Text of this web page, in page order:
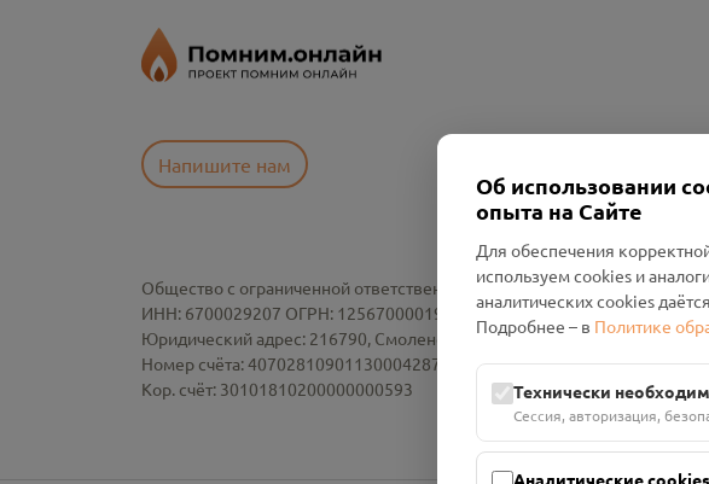
Напишите нам
Общество с ограниченной ответственностью «Смоленский Проект
ИНН: 6700029207 ОГРН: 1256700001986
Юридический адрес: 216790, Смоленская область, р-н Руднянский, г.
Номер счёта: 40702810901130004287 в АО "АЛЬФА-БАНК"
Кор. счёт: 30101810200000000593
Об использовании
опыта на Сайте
Для обеспечения
используем cookies и
аналитических cookies
Подробнее – в Политике
Технически
Сессия, авторизация,
Аналитические cookies